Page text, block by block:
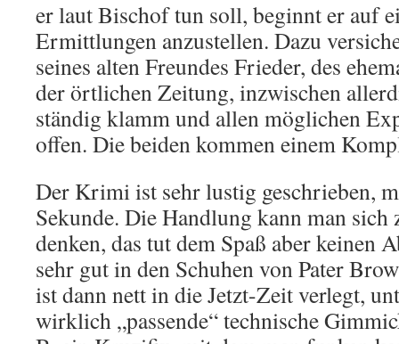
er laut Bischof tun soll, beginnt er auf
Ermittlungen anzustellen. Dazu
seines alten Freundes Frieder, des
der örtlichen Zeitung, inzwischen
ständig klamm und allen möglichen
offen. Die beiden kommen einem
Der Krimi ist sehr lustig geschrieben,
Sekunde. Die Handlung kann man sich
denken, das tut dem Spaß aber keinen
sehr gut in den Schuhen von Pater
ist dann nett in die Jetzt-Zeit verlegt,
wirklich „passende“ technische